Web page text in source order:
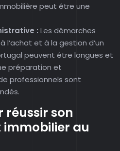
peut être une
: Les démarches
l’achat et à la gestion d’un
peuvent être longues et
préparation et
professionnels sont
réussir son
immobilier au